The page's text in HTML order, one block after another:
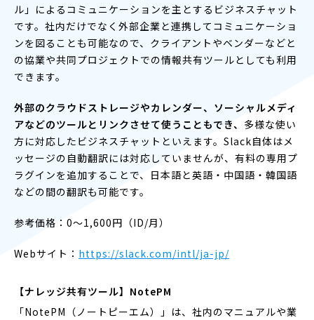
ル」によるコミュニケーションを主とするビジネスチャット
です。社内だけでなく外部企業と連携してコミュニケーショ
ンを図ることも可能なので、クライアントやベンダーなどと
の協業や共同プロジェクトでの情報共有ツールとしても利用
できます。
外部のクラウドストレージやカレンダー、ソーシャルメディ
アなどのツールとリンクさせて使うこともでき、 多様な使い
方に対応したビジネスチャットといえます。Slack自体はメ
ッセージの自動翻訳には対応していませんが、有料の専用プ
ラグインを追加することで、日本語と英語・中国語・韓国語
などの間の翻訳も可能です。
参考価格：0〜1,600円（ID/月）
Webサイト： https://slack.com/intl/ja-jp/
【ナレッジ共有ツール】NotePM
「NotePM（ノートピーエム）」は、社内のマニュアルや業